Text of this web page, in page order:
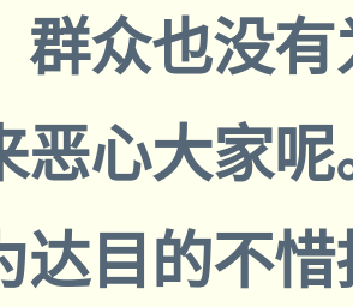
群众也没
恶心大家
达目的不